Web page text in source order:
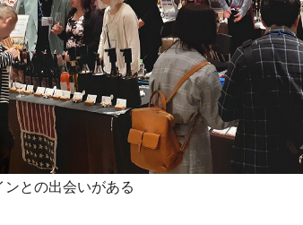
ンとの出会いがある